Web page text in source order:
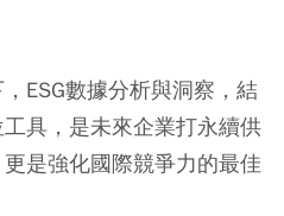
ESG數據分析與洞察，結
具，是未來企業打永續供
是強化國際競爭力的最佳